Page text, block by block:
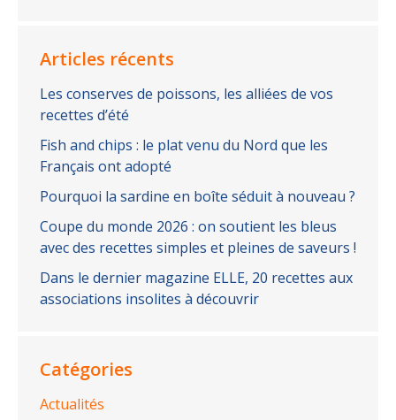
Articles récents
Les conserves de poissons, les alliées de vos
recettes d’été
Fish and chips : le plat venu du Nord que les
Français ont adopté
Pourquoi la sardine en boîte séduit à nouveau ?
Coupe du monde 2026 : on soutient les bleus
avec des recettes simples et pleines de saveurs !
Dans le dernier magazine ELLE, 20 recettes aux
associations insolites à découvrir
Catégories
Actualités